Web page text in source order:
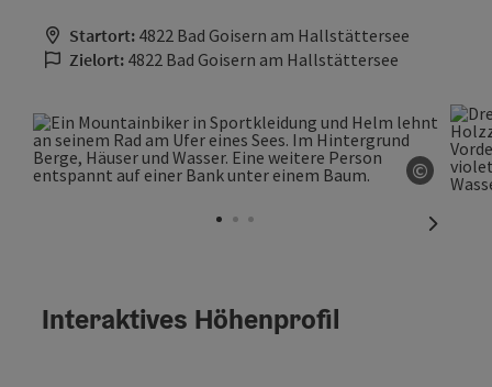
Startort: 4822 Bad Goisern am Hallstättersee
Zielort: 4822 Bad Goisern am Hallstättersee
©
Interaktives Höhenprofil